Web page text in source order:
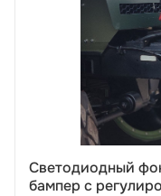
Светодиодный
бампер с